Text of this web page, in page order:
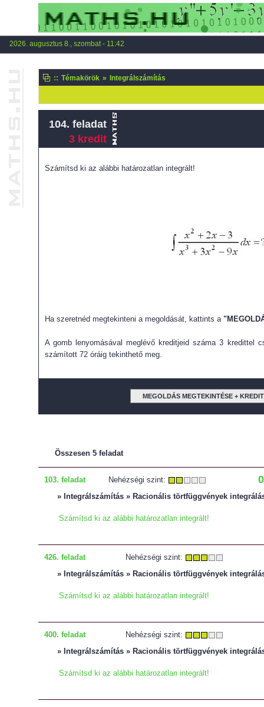
2026. augusztus 8., szombat - 11:42
:: Témakörök » Integrálszámítás
104. feladat
3 kredit
Számítsd ki az alábbi határozatlan integrált!
Ha szeretnéd megtekinteni a megoldását, kattints a
A gomb lenyomásával meglévő kreditjeid száma 3 kredittel
számított 72 óráig tekinthető meg.
MEGOLDÁS MEGTEKINTÉSE +
Összesen 5 feladat
103. feladat Nehézségi szint:
» Integrálszámítás » Racionális törtfüggvények
Számítsd ki az alábbi határozatlan integrált!
426. feladat
Nehézségi szint:
» Integrálszámítás » Racionális törtfüggvények
Számítsd ki az alábbi határozatlan integrált!
400. feladat
Nehézségi szint:
» Integrálszámítás » Racionális törtfüggvények
Számítsd ki az alábbi határozatlan integrált!